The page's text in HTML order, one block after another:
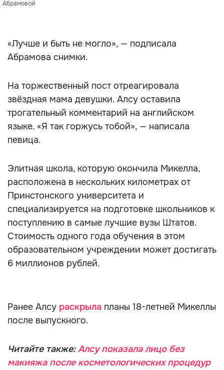
Абрамовой
«Лучше и быть не могло», — подписала
Абрамова снимки.
На торжественный пост отреагировала
звёздная мама девушки. Алсу оставила
трогательный комментарий на английском
языке. «Я так горжусь тобой», — написала
певица.
Элитная школа, которую окончила Микелла,
расположена в нескольких километрах от
Принстонского университета и
специализируется на подготовке школьников к
поступлению в самые лучшие вузы Штатов.
Стоимость одного года обучения в этом
образовательном учреждении может достигать
6 миллионов рублей.
Ранее Алсу раскрыла планы 18-летней Микеллы
после выпускного.
Читайте также:Алсу показала лицо без
макияжа после косметологических процедур